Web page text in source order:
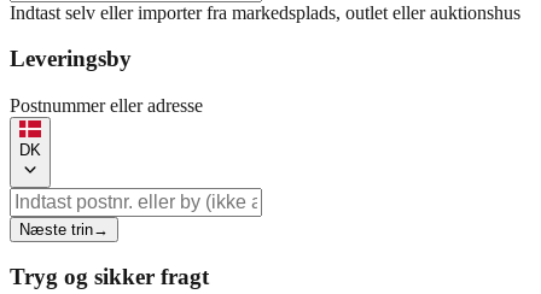
Indtast selv eller importer fra markedsplads, outlet eller auktionshus
Leveringsby
Postnummer eller adresse
DK
Næste trin→
Tryg og sikker fragt